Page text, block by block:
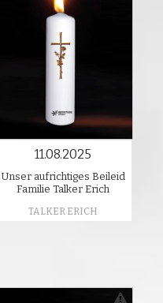
11.08.2025
Unser aufrichtiges Beileid
Familie Talker Erich
TALKER ERICH